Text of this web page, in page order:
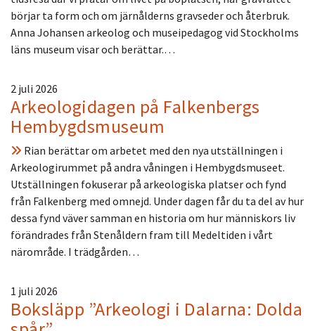
börjar ta form och om järnålderns gravseder och återbruk.
Anna Johansen arkeolog och museipedagog vid Stockholms
läns museum visar och berättar.…
2 juli 2026
Arkeologidagen på Falkenbergs
Hembygdsmuseum
Rian berättar om arbetet med den nya utställningen i
Arkeologirummet på andra våningen i Hembygdsmuseet.
Utställningen fokuserar på arkeologiska platser och fynd
från Falkenberg med omnejd. Under dagen får du ta del av hur
dessa fynd väver samman en historia om hur människors liv
förändrades från Stenåldern fram till Medeltiden i vårt
närområde. I trädgården…
1 juli 2026
Boksläpp ”Arkeologi i Dalarna: Dolda